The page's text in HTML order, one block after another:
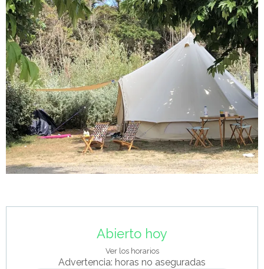
Abierto hoy
Ver los horarios
Advertencia: horas no aseguradas